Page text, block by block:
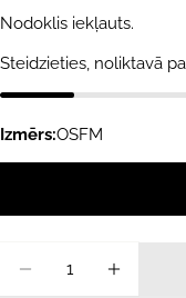
Nodoklis iekļauts.
Steidzieties, noliktavā
Izmērs:OSFM